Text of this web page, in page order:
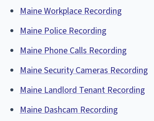
Maine Workplace Recording
Maine Police Recording
Maine Phone Calls Recording
Maine Security Cameras Recording
Maine Landlord Tenant Recording
Maine Dashcam Recording